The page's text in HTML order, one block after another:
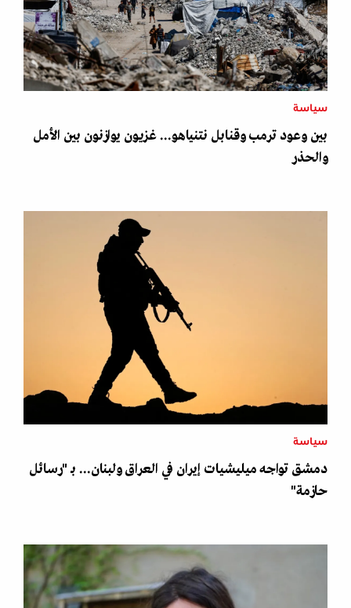
سياسة
بين وعود ترمب وقنابل نتنياهو... غزيون يوازنون بين الأمل
والحذر
سياسة
دمشق تواجه ميليشيات إيران في العراق ولبنان... بـ "رسائل
حازمة"